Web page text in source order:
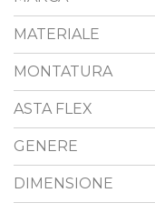
MATERIALE
MONTATURA
ASTA FLEX
GENERE
DIMENSIONE